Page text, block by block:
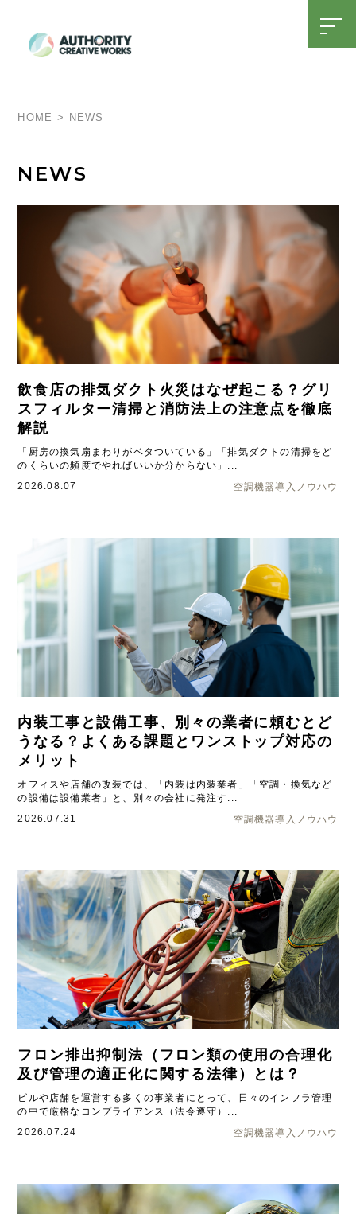
t
g
n
HOME > NEWS
NEWS
飲食店の排気ダクト火災はなぜ起こる？グリ
スフィルター清掃と消防法上の注意点を徹底
解説
「厨房の換気扇まわりがベタついている」「排気ダクトの清掃をど
のくらいの頻度でやればいいか分からない」...
2026.08.07
空調機器導入ノウハウ
内装工事と設備工事、別々の業者に頼むとど
うなる？よくある課題とワンストップ対応の
メリット
オフィスや店舗の改装では、「内装は内装業者」「空調・換気など
の設備は設備業者」と、別々の会社に発注す...
2026.07.31
空調機器導入ノウハウ
フロン排出抑制法（フロン類の使用の合理化
及び管理の適正化に関する法律）とは？
ビルや店舗を運営する多くの事業者にとって、日々のインフラ管理
の中で厳格なコンプライアンス（法令遵守）...
2026.07.24
空調機器導入ノウハウ